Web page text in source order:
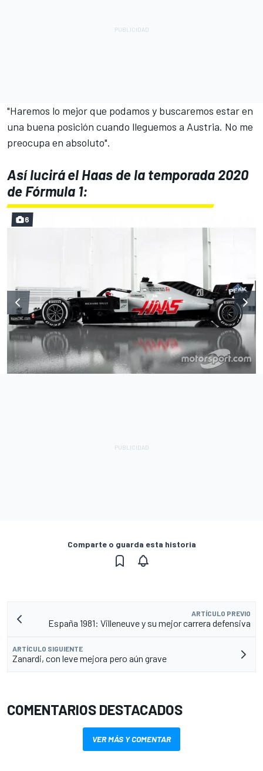
"Haremos lo mejor que podamos y buscaremos estar en
una buena posición cuando lleguemos a Austria. No me
preocupa en absoluto".
Así lucirá el Haas de la temporada 2020
de Fórmula 1:
6
Comparte o guarda esta historia
ARTÍCULO PREVIO
España 1981: Villeneuve y su mejor carrera defensiva
ARTÍCULO SIGUIENTE
Zanardi, con leve mejora pero aún grave
COMENTARIOS DESTACADOS
VER MÁS Y COMENTAR